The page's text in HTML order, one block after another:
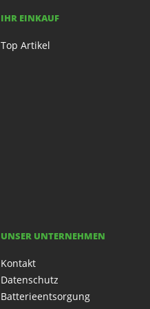
IHR EINKAUF
Top Artikel
UNSER UNTERNEHMEN
Kontakt
Datenschutz
Batterieentsorgung